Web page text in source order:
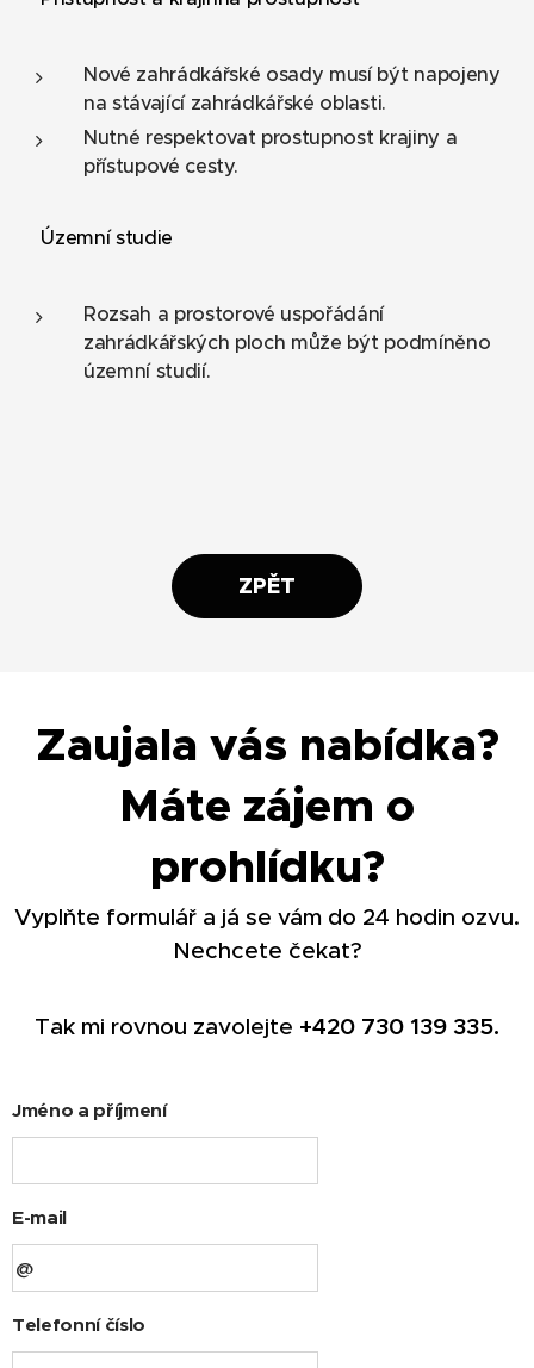
Nové zahrádkářské osady musí být napojeny
na stávající zahrádkářské oblasti.
Nutné respektovat prostupnost krajiny a
přístupové cesty.
📌 Územní studie
Rozsah a prostorové uspořádání
zahrádkářských ploch může být podmíněno
územní studií.
ZPĚT
Zaujala vás nabídka?
Máte zájem o
prohlídku?
Vyplňte formulář a já se vám do 24 hodin ozvu.
Nechcete čekat?
Tak mi rovnou zavolejte +420 730 139 335.
Jméno a příjmení
E-mail
Telefonní číslo